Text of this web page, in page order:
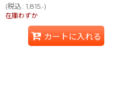
(税込: 1,815.-)
在庫わずか
カートに入れる